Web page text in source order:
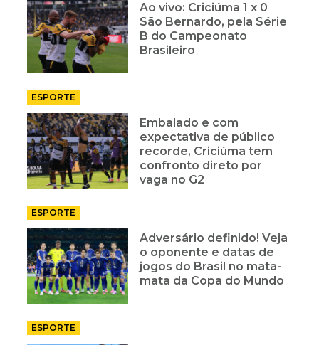
Ao vivo: Criciúma 1 x 0
São Bernardo, pela Série
B do Campeonato
Brasileiro
ESPORTE
Embalado e com
expectativa de público
recorde, Criciúma tem
confronto direto por
vaga no G2
ESPORTE
Adversário definido! Veja
o oponente e datas de
jogos do Brasil no mata-
mata da Copa do Mundo
ESPORTE